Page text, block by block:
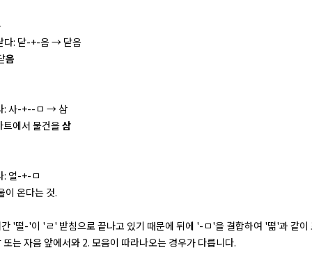
다: 닫-+-음 → 닫음
음
: 사-+--ㅁ → 삼
에서 물건을삼
얼-+-ㅁ
이 온다는 것.
'떨-'이 'ㄹ' 받침으로 끝나고 있기 때문에 뒤에 '-ㅁ'을 결합하여 '떪'과 같이
는 자음 앞에서와 2. 모음이 따라나오는 경우가 다릅니다.